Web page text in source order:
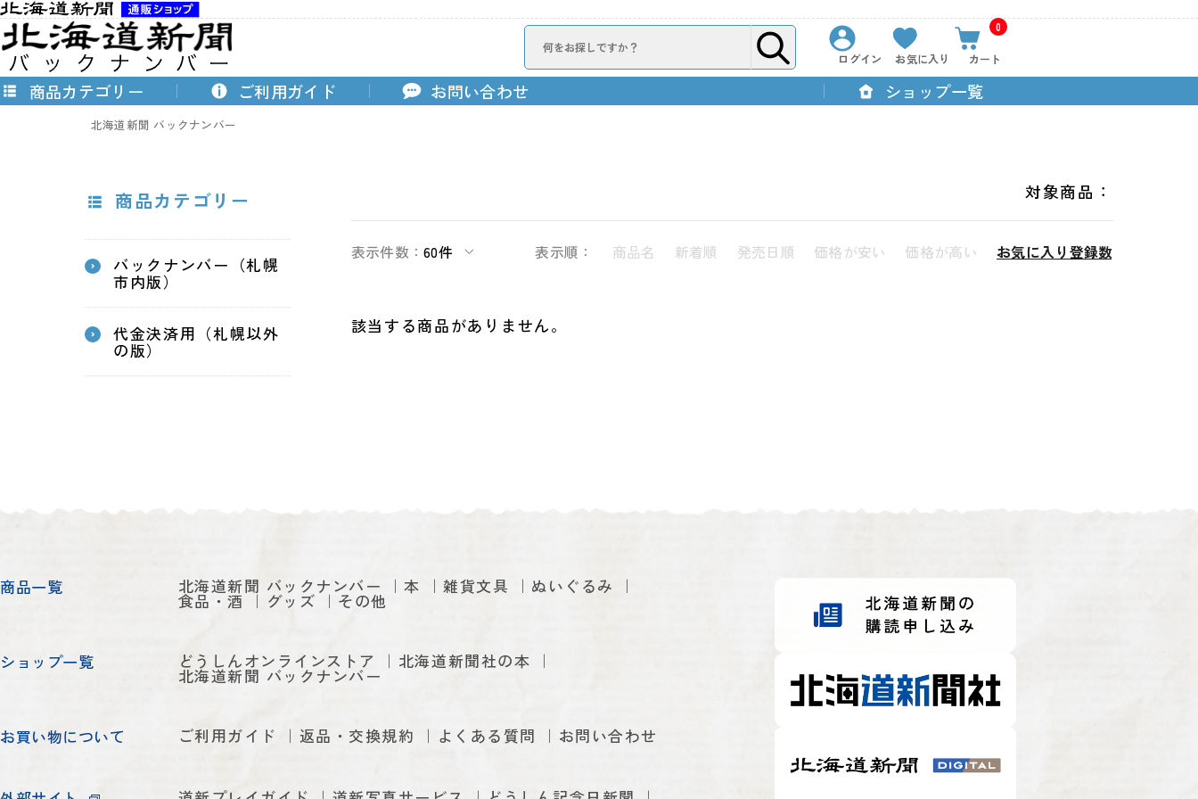
ログイン お気に入り
0
カート
商品カテゴリー ショップ一覧
ご利用ガイド お問い合わせ
北海道新聞 バックナンバー
商品カテゴリー
バックナンバー（札幌
市内版）
代金決済用（札幌以外
の版）
対象商品：
表示件数：60件 表示順： 商品名 新着順 発売日順 価格が安い 価格が高い お気に入り登録数
該当する商品がありません。
商品一覧 北海道新聞 バックナンバー 本 雑貨文具 ぬいぐるみ
食品・酒 グッズ その他
ショップ一覧 どうしんオンラインストア 北海道新聞社の本
北海道新聞 バックナンバー
お買い物について ご利用ガイド 返品・交換規約 よくある質問 お問い合わせ